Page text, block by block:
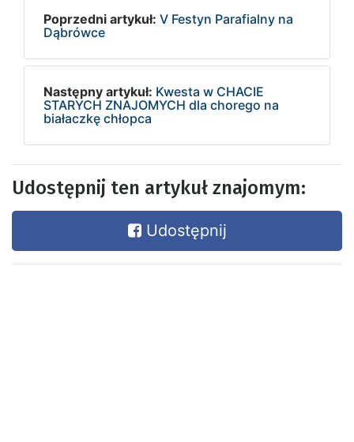
Poprzedni artykuł: V Festyn Parafialny na
Dąbrówce
Następny artykuł: Kwesta w CHACIE
STARYCH ZNAJOMYCH dla chorego na
białaczkę chłopca
Udostępnij ten artykuł znajomym:
Udostępnij